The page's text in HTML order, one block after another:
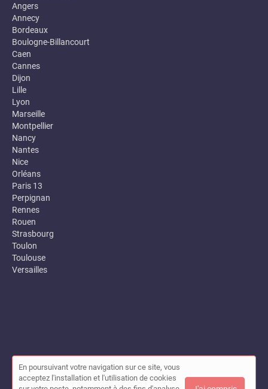
Angers
Annecy
Bordeaux
Boulogne-Billancourt
Caen
Cannes
Dijon
Lille
Lyon
Marseille
Montpellier
Nancy
Nantes
Nice
Orléans
Paris 13
Perpignan
Rennes
Rouen
Strasbourg
Toulon
Toulouse
Versailles
© Annuaire des entreprises locales (Garance) 2026 |
Mon compte|Contact
En poursuivant votre navigation sur ce site, vous
acceptez l'installation et l'utilisation de cookies